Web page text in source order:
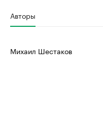
Авторы
Михаил Шестаков